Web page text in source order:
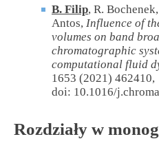
B. Filip, R.
Antos, Influence of
volumes on band
chromatographic
computational fluid
1653 (2021) 462410,
doi: 10.1016/
Rozdziały w